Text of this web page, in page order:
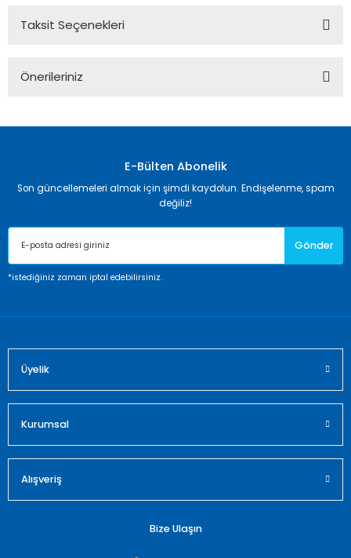
Taksit Seçenekleri
Önerileriniz
Görüş ve önerileriniz için teşekkür ederiz.
Ürün resmi kalitesiz, bozuk veya görüntülenemiyor.
Ürün açıklamasında eksik bilgiler bulunuyor.
Ürün bilgilerinde hatalar bulunuyor.
E-Bülten Abonelik
Son güncellemeleri almak için şimdi kaydolun. Endişelenme, spam
değiliz!
Gönder
*istediğiniz zaman iptal edebilirsiniz.
Üyelik
Kurumsal
Alışveriş
Bize Ulaşın